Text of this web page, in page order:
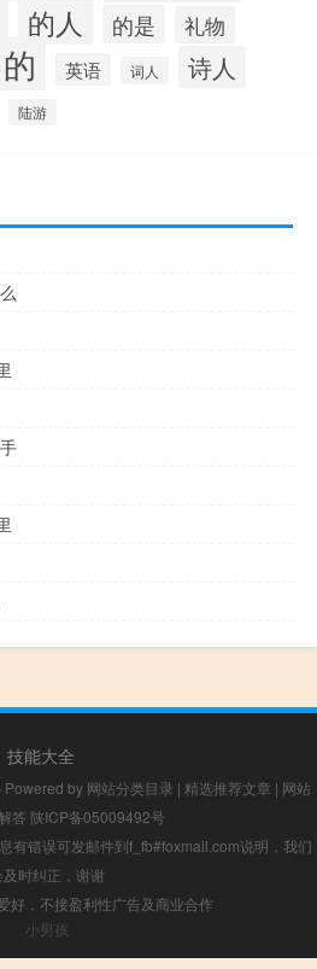
的人 的是
礼物
英语 词人 诗人
陆游
技能大全
Powered by 网站分类目录 | 精选推荐文章 | 网站
答 陕ICP备05009492号
有错误可发邮件到f_fb#foxmail.com说明，我们
及时纠正，谢谢
好，不接盈利性广告及商业合作
小男孩